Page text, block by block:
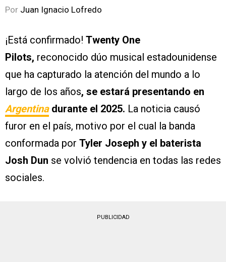
Por Juan Ignacio Lofredo
¡Está confirmado! Twenty One
Pilots, reconocido dúo musical estadounidense
que ha capturado la atención del mundo a lo
largo de los años, se estará presentando en
Argentina durante el 2025. La noticia causó
furor en el país, motivo por el cual la banda
conformada por Tyler Joseph y el baterista
Josh Dun se volvió tendencia en todas las redes
sociales.
PUBLICIDAD